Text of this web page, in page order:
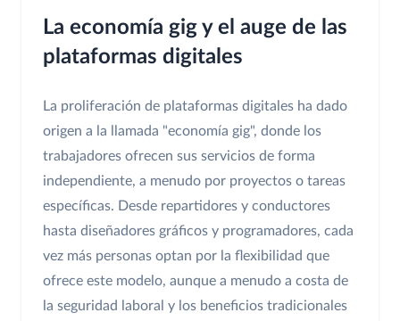
La economía gig y el auge de las
plataformas digitales
La proliferación de plataformas digitales ha dado
origen a la llamada "economía gig", donde los
trabajadores ofrecen sus servicios de forma
independiente, a menudo por proyectos o tareas
específicas. Desde repartidores y conductores
hasta diseñadores gráficos y programadores, cada
vez más personas optan por la flexibilidad que
ofrece este modelo, aunque a menudo a costa de
la seguridad laboral y los beneficios tradicionales